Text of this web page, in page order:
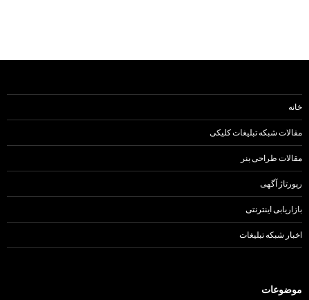
خانه
مقالات شبکه تبلیغات کلیکی
مقالات طراحی بنر
رپورتاژ آگهی
بازاریابی اینترنتی
اخبار شبکه تبلیغات
موضوعات